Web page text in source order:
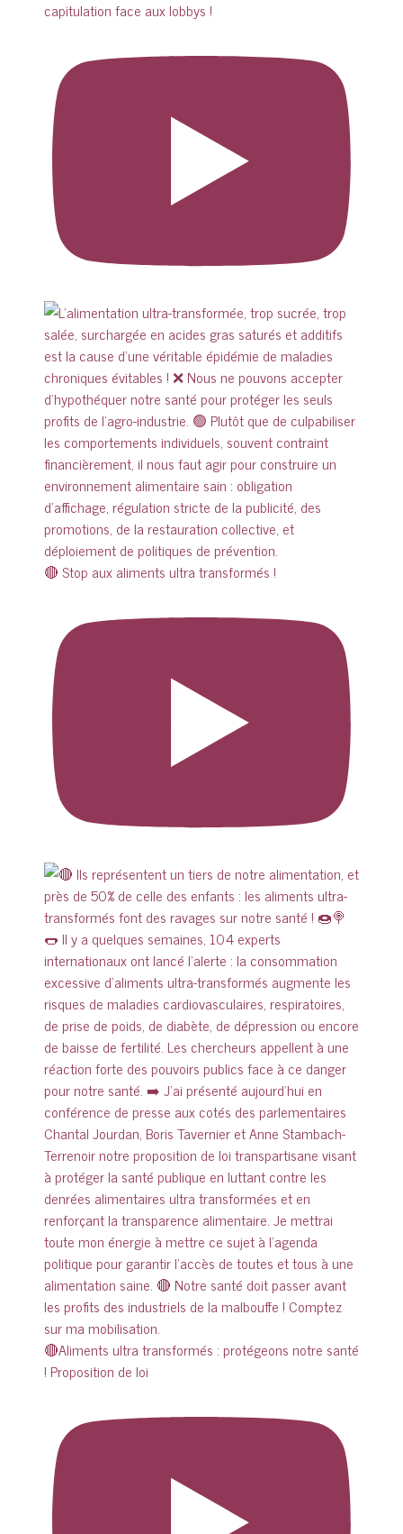
capitulation face aux lobbys !
🔴 Stop aux aliments ultra transformés !
🔴Aliments ultra transformés : protégeons notre santé
! Proposition de loi